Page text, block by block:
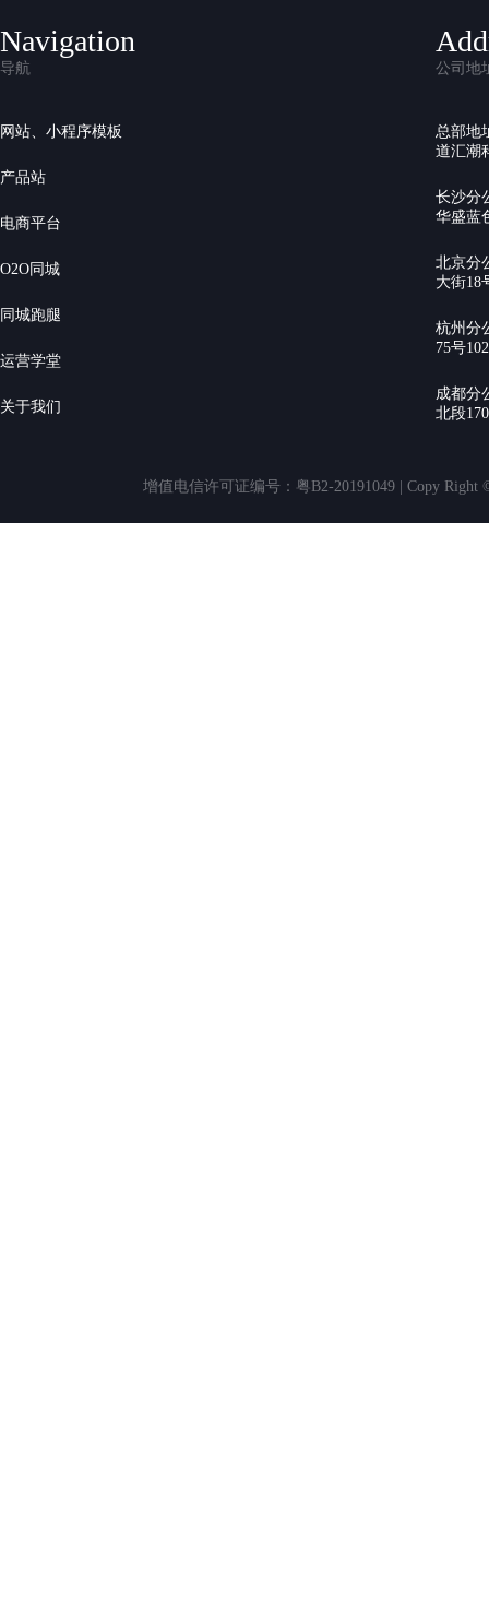
Navigation
导航
网站、小程序模板
产品站
电商平台
O2O同城
同城跑腿
运营学堂
关于我们
公司地
总部地
道汇潮
长沙分
华盛蓝
北京分
大街18
杭州分
75号
成都分
北段
增值电信许可证编号：粤B2-20191049 | Copy